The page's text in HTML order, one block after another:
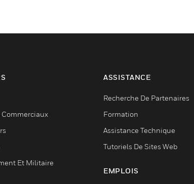
Et Militaire
ASSISTANCE
Recherche De Partenaires
Formation
Assistance Technique
Tutoriels De Sites Web
EMPLOIS